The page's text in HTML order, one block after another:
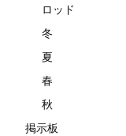
ロッド
冬
夏
春
秋
掲示板